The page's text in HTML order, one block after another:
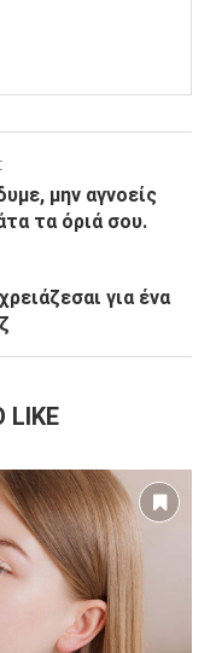
μην αγνοείς
τα όριά σου.
για ένα
LIKE